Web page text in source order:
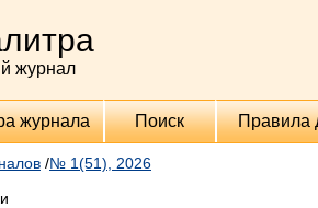
журнал
журнала Поиск Правила
/№ 1(51), 2026